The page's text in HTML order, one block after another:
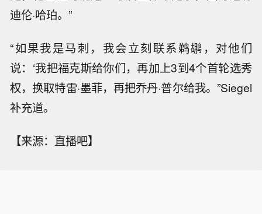
迪伦·哈珀。”
“如果我是马刺，我会立刻联系鹈鹕，对他们
说：‘我把福克斯给你们，再加上3到4个首轮选秀
权，换取特雷·墨菲，再把乔丹·普尔给我。”Siegel
补充道。
【来源：直播吧】